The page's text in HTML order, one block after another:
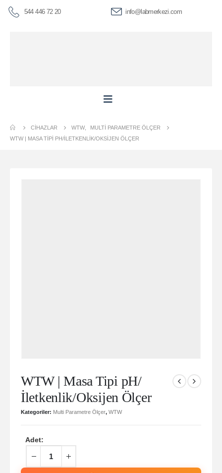
544 446 72 20 info@labmerkezi.com
CIHAZLAR WTW
MULTI PARAMETRE ÖLÇER
WTW | MASA TIPI PH/İLETKENLIK/OKSIJEN ÖLÇER
WTW | Masa Tipi pH/
İletkenlik/Oksijen Ölçer
Kategoriler: Multi Parametre Ölçer, WTW
Adet: